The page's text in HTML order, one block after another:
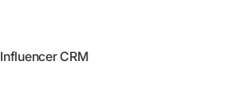
Influencer CRM